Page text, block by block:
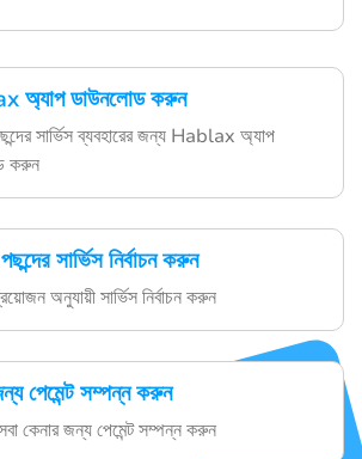
অ্যাপ ডাউনলোড করুন
সার্ভিস ব্যবহারের জন্য Hablax অ্যাপ
করুন
সার্ভিস নির্বাচন করুন
অনুযায়ী সার্ভিস নির্বাচন করুন
পেমেন্ট সম্পন্ন করুন
কেনার জন্য পেমেন্ট সম্পন্ন করুন